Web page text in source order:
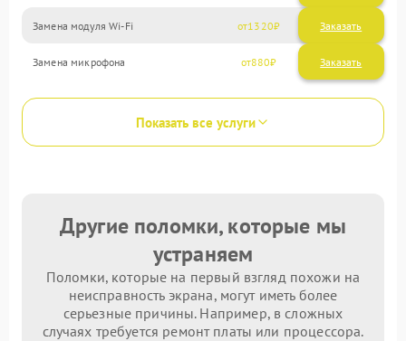
Замена модуля Wi-Fi 1320
Замена микрофона 880
Показать все услуги
Другие поломки, которые мы
устраняем
Поломки, которые на первый взгляд похожи на
неисправность экрана, могут иметь более
серьезные причины. Например, в сложных
случаях требуется ремонт платы или процессора.